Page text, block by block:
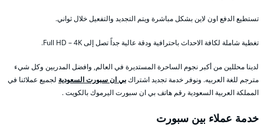
تستطيع الدفع اون لاين بشكل مباشرة ويتم التجديد والتفعيل خلال ثواني.
تغطية شاملة لكافة الاحداث باحترافية ودقة عالية جداً تصل إلى Full HD – 4K.
لدينا محللين من أكبر نجوم الساحرة المستديرة في العالم, وافضل المدربين وكل شيء
مترجم للغة العربيه. ونوفر خدمة تجديد اشتراكبي ان سبورت السعودية لجميع عملائنا في
المملكة العربية السعودية رقم هاتف بي ان سبورت اليرموك بالكويت .
خدمة عملاء بين سبورت